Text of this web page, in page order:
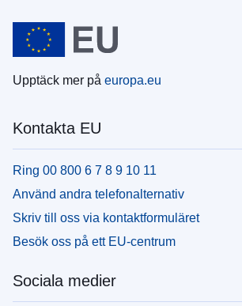
Upptäck mer på europa.eu
Kontakta EU
Ring 00 800 6 7 8 9 10 11
Använd andra telefonalternativ
Skriv till oss via kontaktformuläret
Besök oss på ett EU-centrum
Sociala medier